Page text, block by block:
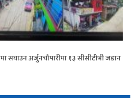
सघाउन अर्जुनचौपारीमा १३ सीसीटीभी जडान